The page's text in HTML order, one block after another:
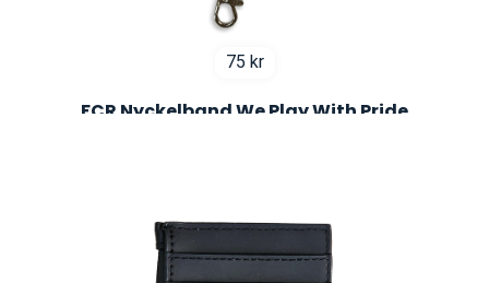
75 kr
FCR Nyckelband We Play With Pride